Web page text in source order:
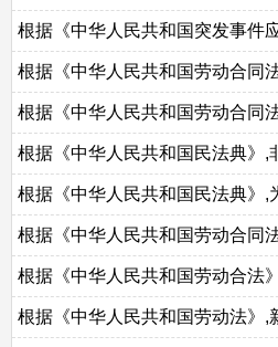
根据《中华人民共和国突发事件
根据《中华人民共和国劳动合同
根据《中华人民共和国劳动合同
根据《中华人民共和国民法典》,
根据《中华人民共和国民法典》,
根据《中华人民共和国劳动合同
根据《中华人民共和国劳动合法
根据《中华人民共和国劳动法》,